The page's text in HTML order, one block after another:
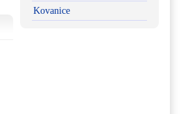
Kovanice